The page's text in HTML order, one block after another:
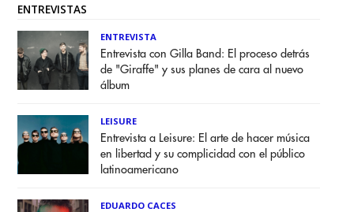
ENTREVISTAS
ENTREVISTA
Entrevista con Gilla Band: El proceso detrás
de "Giraffe" y sus planes de cara al nuevo
álbum
LEISURE
Entrevista a Leisure: El arte de hacer música
en libertad y su complicidad con el público
latinoamericano
EDUARDO CACES